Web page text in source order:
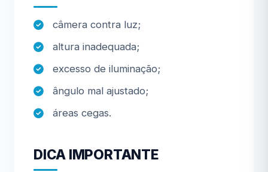
câmera contra luz;
altura inadequada;
excesso de iluminação;
ângulo mal ajustado;
áreas cegas.
DICA IMPORTANTE